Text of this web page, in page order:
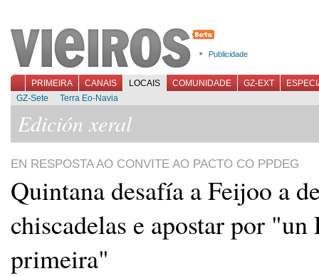
Publicidade
PRIMEIRA CANAIS LOCAIS COMUNIDADE GZ-EXT
GZ-Sete
Terra Eo-Navia
Edición xeral
EN RESPOSTA AO CONVITE AO PACTO CO PPDEG
Quintana desafía a Feijoo a
chiscadelas e apostar por "un
primeira"